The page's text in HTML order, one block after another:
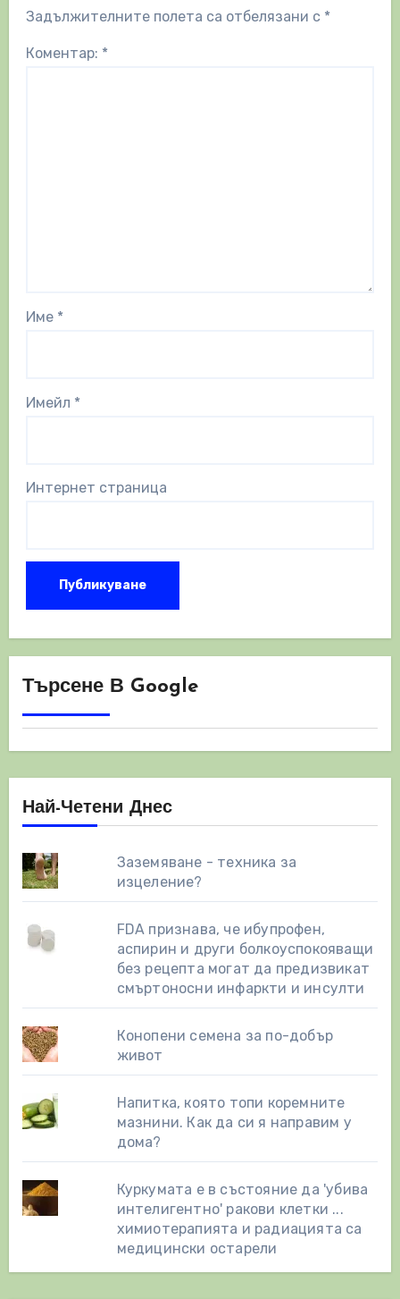
Задължителните полета са отбелязани с *
Коментар: *
Име *
Имейл *
Интернет страница
Търсене В Google
Най-Четени Днес
Заземяване - техника за
изцеление?
FDA признава, че ибупрофен,
аспирин и други болкоуспокояващи
без рецепта могат да предизвикат
смъртоносни инфаркти и инсулти
Конопени семена за по-добър
живот
Напитка, която топи коремните
мазнини. Как да си я направим у
дома?
Куркумата е в състояние да 'убива
интелигентно' ракови клетки ...
химиотерапията и радиацията са
медицински остарели